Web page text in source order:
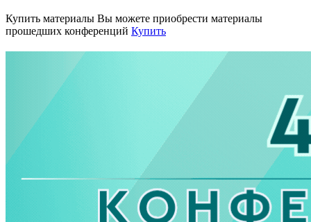
Купить материалы Вы можете приобрести материалы
прошедших конференций Купить